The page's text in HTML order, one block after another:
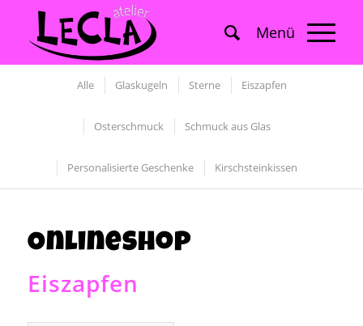
Alle Glaskugeln Sterne Eiszapfen
Osterschmuck Schmuck aus Glas
Personalisierte Geschenke Kirschsteinkissen
Onlineshop
Eiszapfen